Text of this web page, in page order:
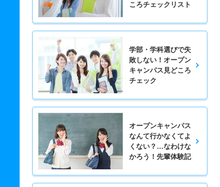
ころチェックリスト
学部・学科選びで失
敗しない！オープン
キャンパス見どころ
チェック
オープンキャンパス
なんて行かなくてよ
くない？…なわけな
かろう！先輩体験記